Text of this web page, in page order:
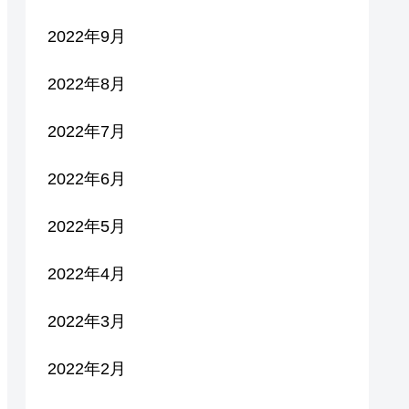
2022年9月
2022年8月
2022年7月
2022年6月
2022年5月
2022年4月
2022年3月
2022年2月